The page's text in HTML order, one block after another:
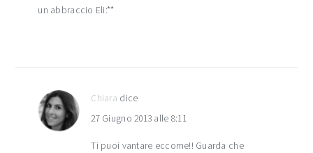
un abbraccio Eli:**
Chiara dice
27 Giugno 2013 alle 8:11
Ti puoi vantare eccome!! Guarda che